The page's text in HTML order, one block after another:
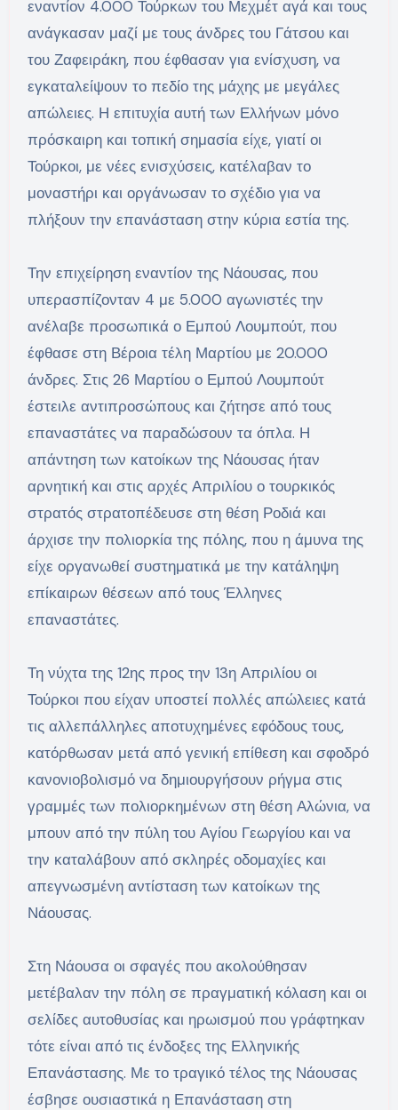
εναντίον 4.000 Τούρκων του Μεχμέτ αγά και τους
ανάγκασαν μαζί με τους άνδρες του Γάτσου και
του Ζαφειράκη, που έφθασαν για ενίσχυση, να
εγκαταλείψουν το πεδίο της μάχης με μεγάλες
απώλειες. Η επιτυχία αυτή των Ελλήνων μόνο
πρόσκαιρη και τοπική σημασία είχε, γιατί οι
Τούρκοι, με νέες ενισχύσεις, κατέλαβαν το
μοναστήρι και οργάνωσαν το σχέδιο για να
πλήξουν την επανάσταση στην κύρια εστία της.
Την επιχείρηση εναντίον της Νάουσας, που
υπερασπίζονταν 4 με 5.000 αγωνιστές την
ανέλαβε προσωπικά ο Εμπού Λουμπούτ, που
έφθασε στη Βέροια τέλη Μαρτίου με 20.000
άνδρες. Στις 26 Μαρτίου ο Εμπού Λουμπούτ
έστειλε αντιπροσώπους και ζήτησε από τους
επαναστάτες να παραδώσουν τα όπλα. Η
απάντηση των κατοίκων της Νάουσας ήταν
αρνητική και στις αρχές Απριλίου ο τουρκικός
στρατός στρατοπέδευσε στη θέση Ροδιά και
άρχισε την πολιορκία της πόλης, που η άμυνα της
είχε οργανωθεί συστηματικά με την κατάληψη
επίκαιρων θέσεων από τους Έλληνες
επαναστάτες.
Τη νύχτα της 12ης προς την 13η Απριλίου οι
Τούρκοι που είχαν υποστεί πολλές απώλειες κατά
τις αλλεπάλληλες αποτυχημένες εφόδους τους,
κατόρθωσαν μετά από γενική επίθεση και σφοδρό
κανονιοβολισμό να δημιουργήσουν ρήγμα στις
γραμμές των πολιορκημένων στη θέση Αλώνια, να
μπουν από την πύλη του Αγίου Γεωργίου και να
την καταλάβουν από σκληρές οδομαχίες και
απεγνωσμένη αντίσταση των κατοίκων της
Νάουσας.
Στη Νάουσα οι σφαγές που ακολούθησαν
μετέβαλαν την πόλη σε πραγματική κόλαση και οι
σελίδες αυτοθυσίας και ηρωισμού που γράφτηκαν
τότε είναι από τις ένδοξες της Ελληνικής
Επανάστασης. Με το τραγικό τέλος της Νάουσας
έσβησε ουσιαστικά η Επανάσταση στη